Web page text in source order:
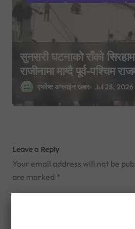
सुनसरी घटनाको राँको
राजीनामा माग्दै पूर्व-पश्चिम
एभरेष्ट अन्लाईन खबर Jul 28, 2026
Leave a Reply
Your email address will not be
are marked *